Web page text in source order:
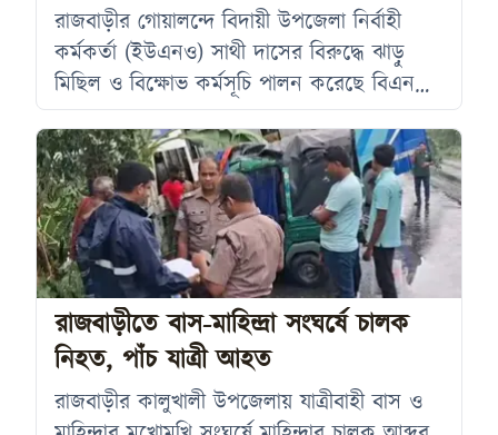
রাজবাড়ীর গোয়ালন্দে বিদায়ী উপজেলা নির্বাহী
কর্মকর্তা (ইউএনও) সাথী দাসের বিরুদ্ধে ঝাড়ু
মিছিল ও বিক্ষোভ কর্মসূচি পালন করেছে বিএনপি
ও অঙ্গসংগঠনের নেতাকর্মীরা। মঙ্গলবার (৪
আগস্ট) বেলা সাড়ে ১১টার দিকে গোয়ালন্দ
উপজেলা ছাত্রদলের নেতৃত্বে এ কর্মসূচি অনুষ্ঠিত
হয়। বিক্ষোভ মিছিলটি গোয়ালন্দ বাসস্ট্যান্ড থেকে
শুরু হয়ে উপজেলা নির্বাহী কর্মকর্তার কার্যালয়ের
সামনে গিয়ে শেষ হয়। সেখানে প্রায় এক ঘণ্টা
অবস্থান নিয়ে নেতাকর্মীরা বিভিন্ন স্লোগান দেন
রাজবাড়ীতে বাস-মাহিন্দ্রা সংঘর্ষে চালক
নিহত, পাঁচ যাত্রী আহত
রাজবাড়ীর কালুখালী উপজেলায় যাত্রীবাহী বাস ও